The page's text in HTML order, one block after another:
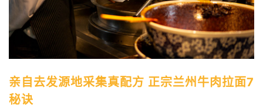
亲自去发源地采集真配方 正宗兰州牛肉拉面7
秘诀